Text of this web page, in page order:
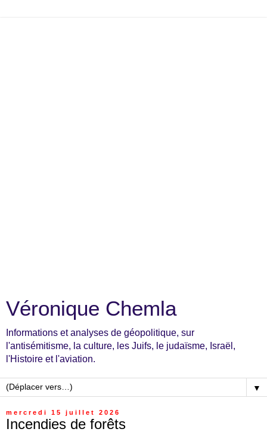
Véronique Chemla
Informations et analyses de géopolitique, sur
l'antisémitisme, la culture, les Juifs, le judaïsme, Israël,
l'Histoire et l'aviation.
▼
mercredi 15 juillet 2026
Incendies de forêts